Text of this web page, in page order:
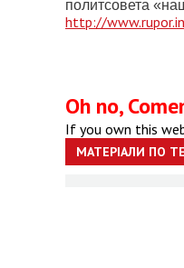
политсовета
http://
Oh no,
If you own this
МАТЕРІАЛИ ПО